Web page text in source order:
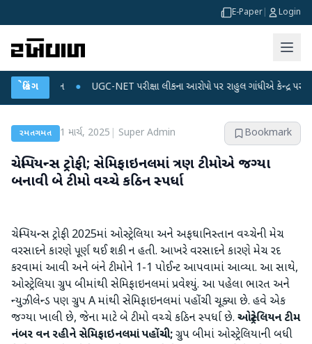
E-Paper Login
બ્રેકિંગ
પ્લાન UGC-NET પરીક્ષા લીકના આરોપો પર રાહુલ ગાંધીએ કેન્દ્ર પર પ્રહાર કર્યા
રમતગમત 1 માર્ચ, 2025 Super Admin Bookmark
ચેમ્પિયન્સ ટ્રોફી; સેમિફાઇનલમાં ત્રણ ટીમોએ જગ્યા
બનાવી બે ટીમો વચ્ચે કઠિન સ્પર્ધા
ચેમ્પિયન્સ ટ્રોફી 2025માં ઓસ્ટ્રેલિયા અને અફઘાનિસ્તાન વચ્ચેની મેચ
વરસાદને કારણે પૂર્ણ થઈ શકી ન હતી. આખરે વરસાદને કારણે મેચ રદ
કરવામાં આવી અને બંને ટીમોને 1-1 પોઈન્ટ આપવામાં આવ્યા. આ સાથે,
ઓસ્ટ્રેલિયા ગ્રુપ બીમાંથી સેમિફાઇનલમાં પ્રવેશ્યું. આ પહેલા ભારત અને
ન્યુઝીલેન્ડ પણ ગ્રુપ A માંથી સેમિફાઇનલમાં પહોંચી ચૂક્યા છે. હવે એક
જગ્યા ખાલી છે, જેના માટે બે ટીમો વચ્ચે કઠિન સ્પર્ધા છે. ઓસ્ટ્રેલિયન ટીમ
નંબર વન રહીને સેમિફાઇનલમાંપહોંચી;ગ્રુપ બીમાં ઓસ્ટ્રેલિયાની બધી